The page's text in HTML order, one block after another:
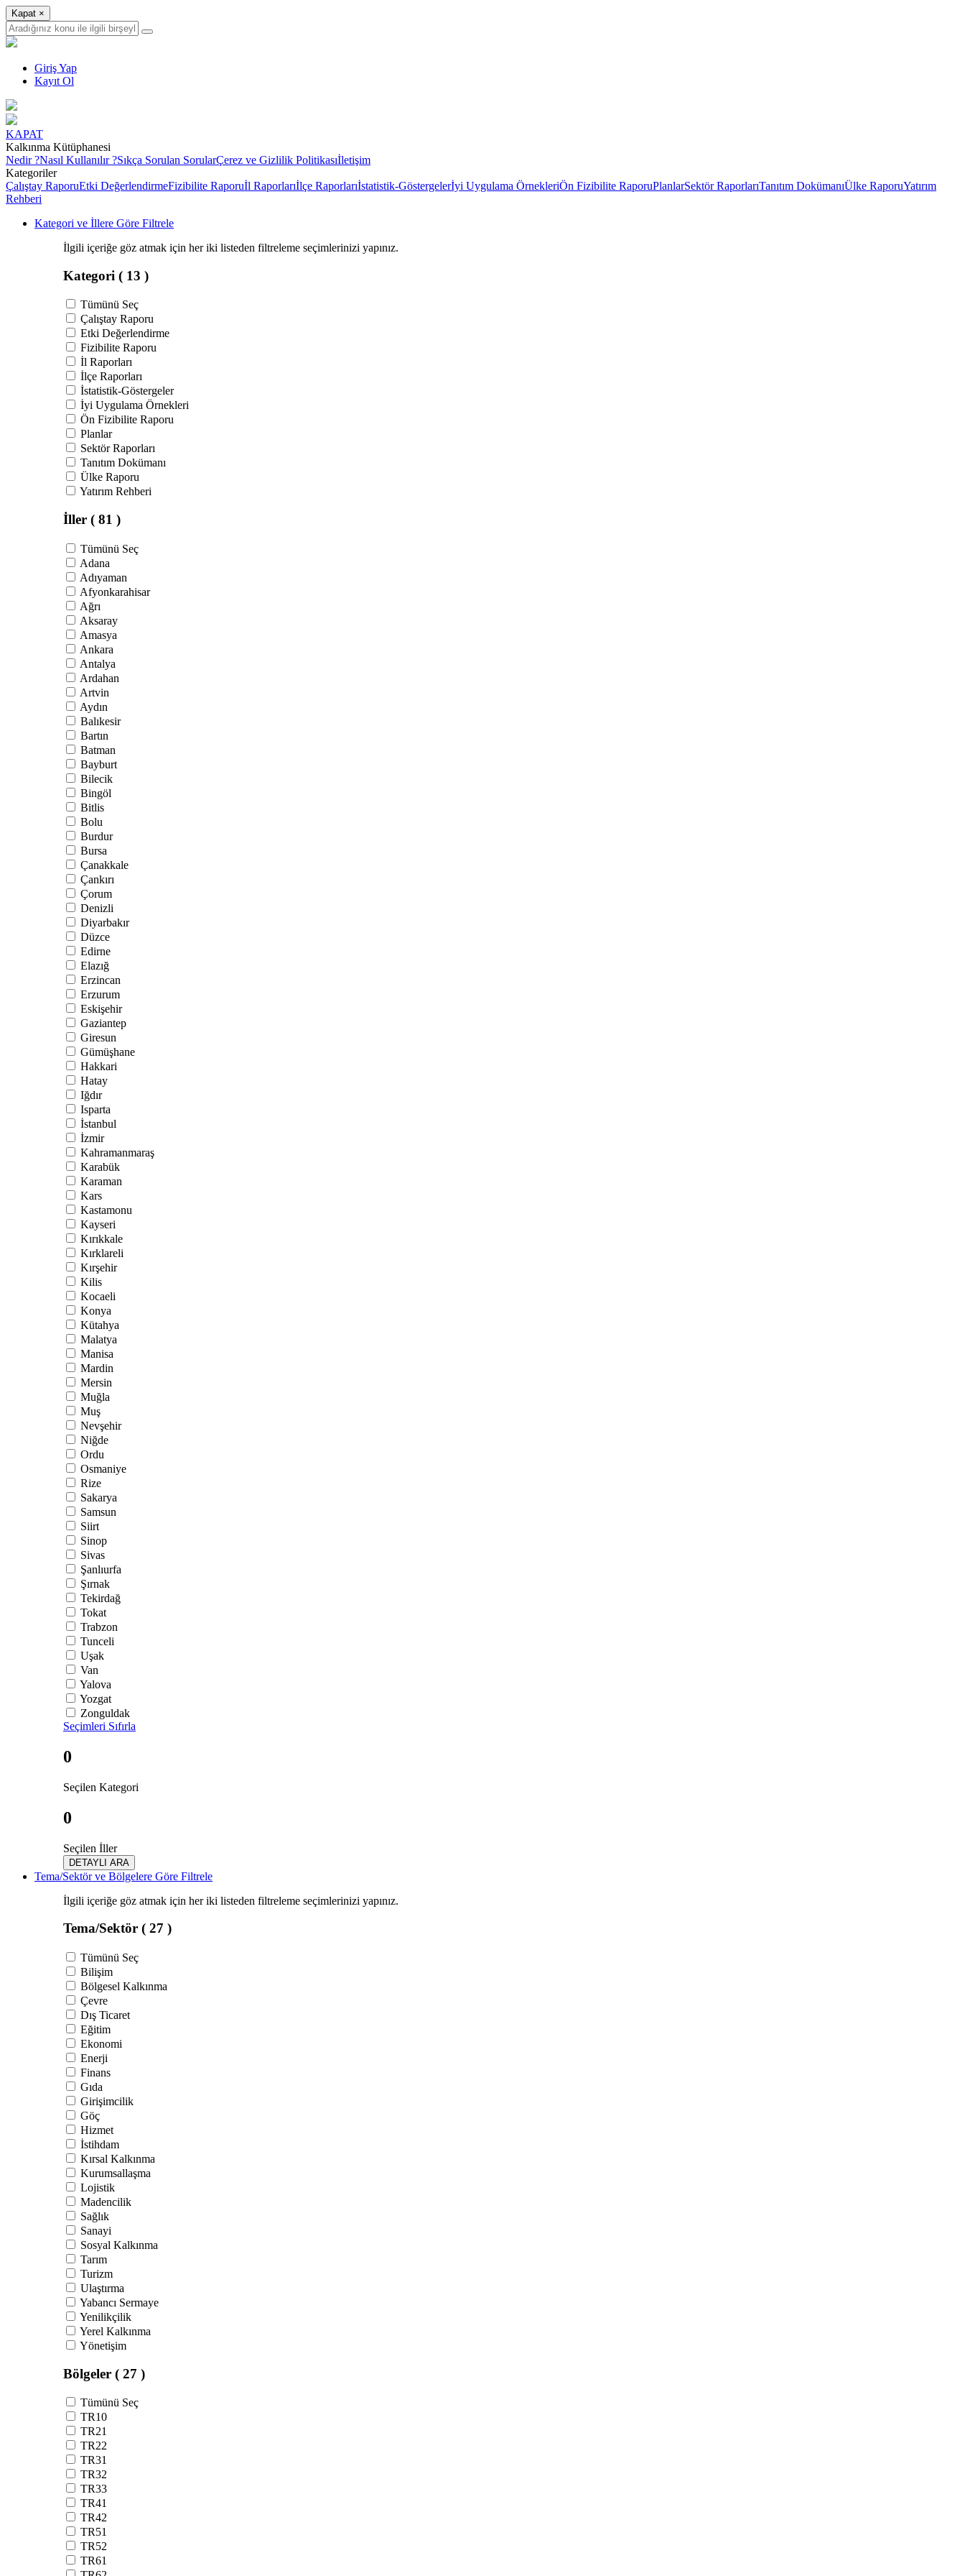
Kapat ×
Giriş Yap
Kayıt Ol
KAPAT
Kalkınma Kütüphanesi
Nedir ?Nasıl Kullanılır ?Sıkça Sorulan SorularÇerez ve Gizlilik Politikasıİletişim
Kategoriler
Çalıştay RaporuEtki DeğerlendirmeFizibilite Raporuİl Raporlarıİlçe Raporlarıİstatistik-Göstergelerİyi Uygulama ÖrnekleriÖn Fizibilite RaporuPlanlarSektör RaporlarıTanıtım DokümanıÜlke RaporuYatırım
Rehberi
Kategori ve İllere Göre Filtrele
İlgili içeriğe göz atmak için her iki listeden filtreleme seçimlerinizi yapınız.
Kategori ( 13 )
Tümünü Seç
Çalıştay Raporu
Etki Değerlendirme
Fizibilite Raporu
İl Raporları
İlçe Raporları
İstatistik-Göstergeler
İyi Uygulama Örnekleri
Ön Fizibilite Raporu
Planlar
Sektör Raporları
Tanıtım Dokümanı
Ülke Raporu
Yatırım Rehberi
İller ( 81 )
Tümünü Seç
Adana
Adıyaman
Afyonkarahisar
Ağrı
Aksaray
Amasya
Ankara
Antalya
Ardahan
Artvin
Aydın
Balıkesir
Bartın
Batman
Bayburt
Bilecik
Bingöl
Bitlis
Bolu
Burdur
Bursa
Çanakkale
Çankırı
Çorum
Denizli
Diyarbakır
Düzce
Edirne
Elazığ
Erzincan
Erzurum
Eskişehir
Gaziantep
Giresun
Gümüşhane
Hakkari
Hatay
Iğdır
Isparta
İstanbul
İzmir
Kahramanmaraş
Karabük
Karaman
Kars
Kastamonu
Kayseri
Kırıkkale
Kırklareli
Kırşehir
Kilis
Kocaeli
Konya
Kütahya
Malatya
Manisa
Mardin
Mersin
Muğla
Muş
Nevşehir
Niğde
Ordu
Osmaniye
Rize
Sakarya
Samsun
Siirt
Sinop
Sivas
Şanlıurfa
Şırnak
Tekirdağ
Tokat
Trabzon
Tunceli
Uşak
Van
Yalova
Yozgat
Zonguldak
Seçimleri Sıfırla
0
Seçilen Kategori
0
Seçilen İller
DETAYLI ARA
Tema/Sektör ve Bölgelere Göre Filtrele
İlgili içeriğe göz atmak için her iki listeden filtreleme seçimlerinizi yapınız.
Tema/Sektör ( 27 )
Tümünü Seç
Bilişim
Bölgesel Kalkınma
Çevre
Dış Ticaret
Eğitim
Ekonomi
Enerji
Finans
Gıda
Girişimcilik
Göç
Hizmet
İstihdam
Kırsal Kalkınma
Kurumsallaşma
Lojistik
Madencilik
Sağlık
Sanayi
Sosyal Kalkınma
Tarım
Turizm
Ulaştırma
Yabancı Sermaye
Yenilikçilik
Yerel Kalkınma
Yönetişim
Bölgeler ( 27 )
Tümünü Seç
TR10
TR21
TR22
TR31
TR32
TR33
TR41
TR42
TR51
TR52
TR61